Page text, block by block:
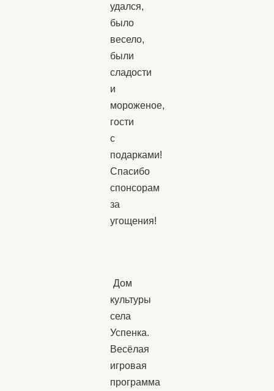
удался,
было
весело,
были
сладости
и
мороженое,
гости
с
подарками!
Спасибо
спонсорам
за
угощения!
Дом
культуры
села
Успенка.
Весёлая
игровая
программа